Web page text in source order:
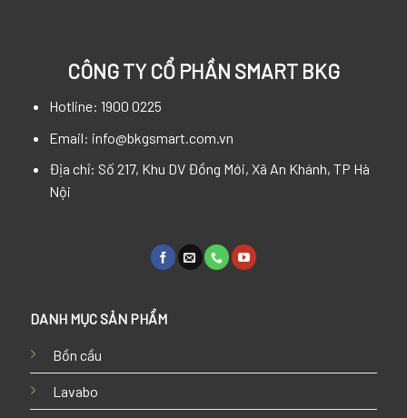
CÔNG TY CỔ PHẦN SMART BKG
Hotline: 1900 0225
Email: info@bkgsmart.com.vn
Địa chỉ: Số 217, Khu DV Đồng Mới, Xã An Khánh, TP Hà
Nội
DANH MỤC SẢN PHẨM
Bồn cầu
Lavabo